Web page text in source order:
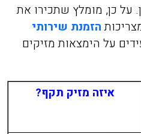
על כן, מומלץ שתכירו את
הזמנת שירותי
על הימצאות מזיקים
איזה מזיק תקף?